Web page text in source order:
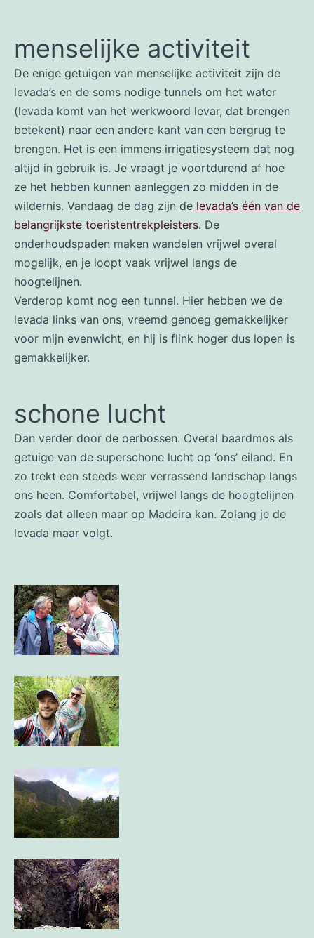
menselijke activiteit
De enige getuigen van menselijke activiteit zijn de
levada’s en de soms nodige tunnels om het water
(levada komt van het werkwoord levar, dat brengen
betekent) naar een andere kant van een bergrug te
brengen. Het is een immens irrigatiesysteem dat nog
altijd in gebruik is. Je vraagt je voortdurend af hoe
ze het hebben kunnen aanleggen zo midden in de
wildernis. Vandaag de dag zijn delevada’s één van de
belangrijkste toeristentrekpleisters. De
onderhoudspaden maken wandelen vrijwel overal
mogelijk, en je loopt vaak vrijwel langs de
hoogtelijnen.
Verderop komt nog een tunnel. Hier hebben we de
levada links van ons, vreemd genoeg gemakkelijker
voor mijn evenwicht, en hij is flink hoger dus lopen is
gemakkelijker.
schone lucht
Dan verder door de oerbossen. Overal baardmos als
getuige van de superschone lucht op ‘ons’ eiland. En
zo trekt een steeds weer verrassend landschap langs
ons heen. Comfortabel, vrijwel langs de hoogtelijnen
zoals dat alleen maar op Madeira kan. Zolang je de
levada maar volgt.